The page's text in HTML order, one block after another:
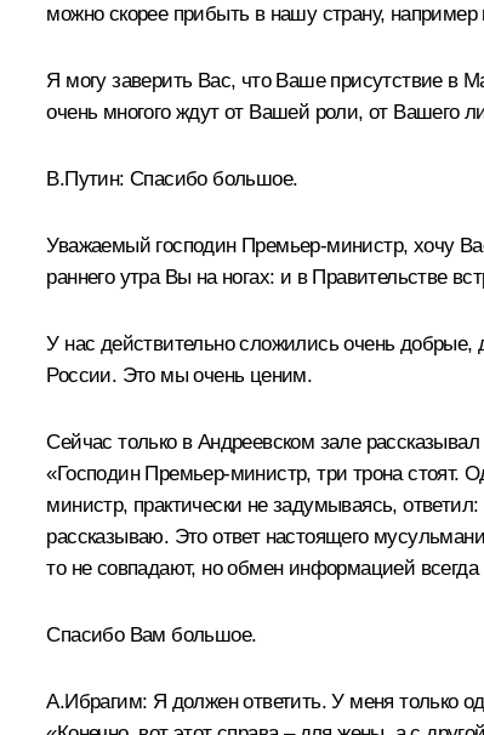
можно скорее прибыть в нашу страну,
Я могу заверить Вас, что Ваше присутствие в
очень многого ждут от Вашей роли, от Вашего
В.Путин: Спасибо большое.
Уважаемый господин Премьер-министр, хочу
раннего утра Вы на ногах: и в Правительстве
У нас действительно сложились очень добрые,
России. Это мы очень ценим.
Сейчас только в Андреевском зале
«Господин Премьер-министр, три трона стоят.
министр, практически не задумываясь,
рассказываю. Это ответ настоящего
то не совпадают, но обмен информацией всегда
Спасибо Вам большое.
А.Ибрагим: Я должен ответить. У меня только